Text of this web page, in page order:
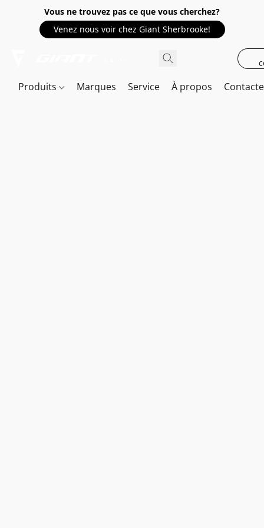
Vous ne trouvez pas ce que vous cherchez?
Venez nous voir chez Giant Sherbrooke!
Produits Marques Service À propos